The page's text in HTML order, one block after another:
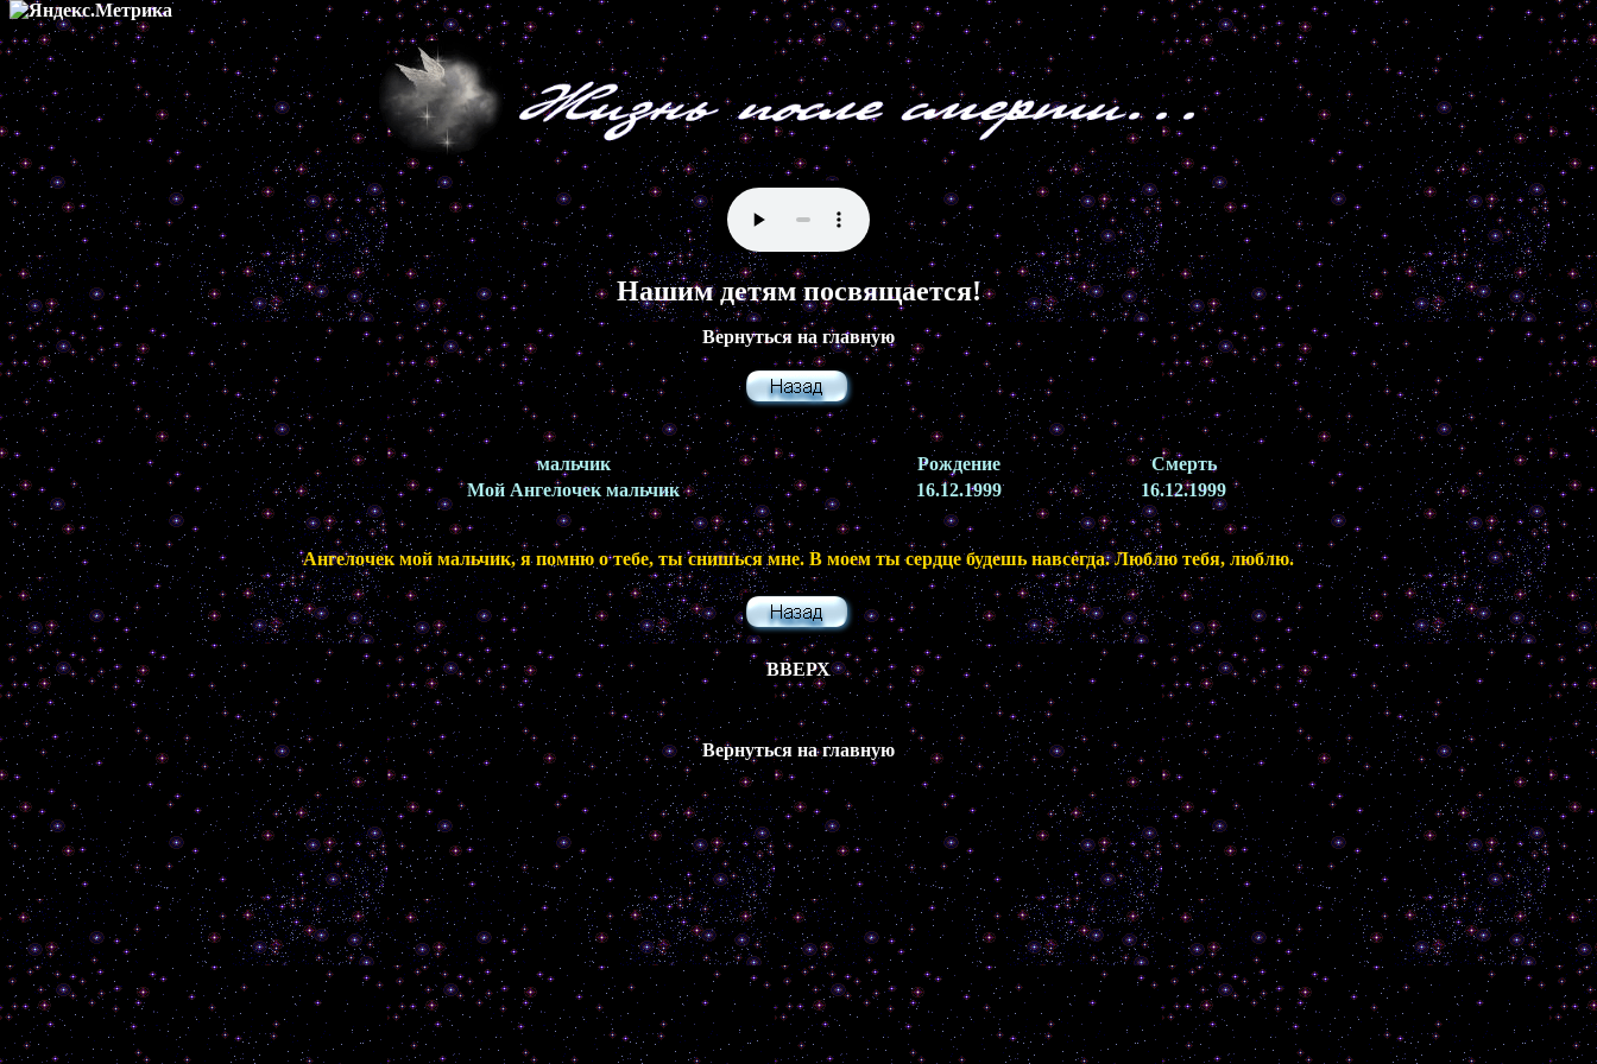
Нашим детям посвящается!
Вернуться на главную
мальчик Рождение
Смерть
Мой Ангелочек мальчик
16.12.1999 16.12.1999
Ангелочек мой мальчик, я помню о тебе, ты снишься мне. В моем ты сердце будешь навсегда. Люблю тебя, люблю.
ВВЕРХ
Вернуться на главную